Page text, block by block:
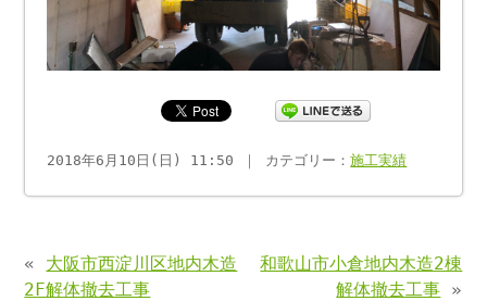
2018年6月10日(日) 11:50 ｜ カテゴリー：施工実績
« 大阪市西淀川区地内木造
2F解体撤去工事
和歌山市小倉地内木造2棟
解体撤去工事 »